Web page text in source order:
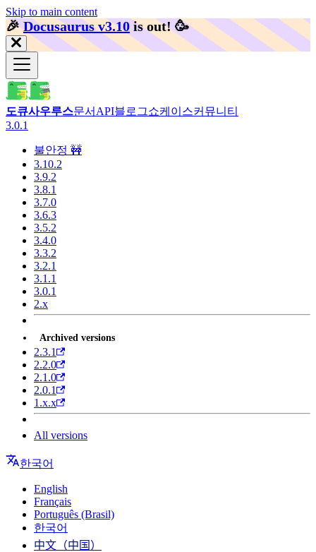
Skip to main content
🎉️Docusaurus v3.10 is out! 🥳️
도큐사우루스문서 API블로그쇼케이스커뮤니티
3.0.1
불안정 🚧
3.10.2
3.9.2
3.8.1
3.7.0
3.6.3
3.5.2
3.4.0
3.3.2
3.2.1
3.1.1
3.0.1
2.x
Archived versions
2.3.1
2.2.0
2.1.0
2.0.1
1.x.x
All versions
한국어
English
Français
Português (Brasil)
한국어
中文（中国）